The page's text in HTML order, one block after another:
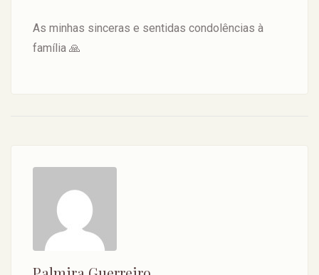
As minhas sinceras e sentidas condolências à
família 🙏